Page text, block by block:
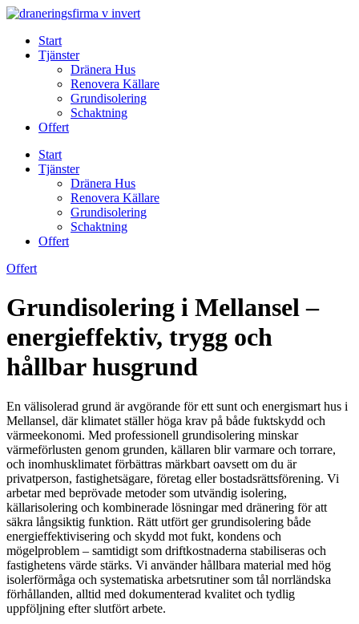
Skip
contentStart
Tjänster
Dränera Hus
Renovera Källare
Grundisolering
Schaktning
Offert
Start
Tjänster
Dränera Hus
Renovera Källare
Grundisolering
Schaktning
Offert
Offert
Grundisolering i Mellansel –
energieffektiv, trygg och
hållbar husgrund
En välisolerad grund är avgörande för ett sunt och energismart hus i
Mellansel, där klimatet ställer höga krav på både fuktskydd och
värmeekonomi. Med professionell grundisolering minskar
värmeförlusten genom grunden, källaren blir varmare och torrare,
och inomhusklimatet förbättras märkbart oavsett om du är
privatperson, fastighetsägare, företag eller bostadsrättsförening. Vi
arbetar med beprövade metoder som utvändig isolering,
källarisolering och kombinerade lösningar med dränering för att
säkra långsiktig funktion. Rätt utfört ger grundisolering både
energieffektivisering och skydd mot fukt, kondens och
mögelproblem – samtidigt som driftkostnaderna stabiliseras och
fastighetens värde stärks. Vi använder hållbara material med hög
isolerförmåga och systematiska arbetsrutiner som tål norrländska
förhållanden, alltid med dokumenterad kvalitet och tydlig
uppföljning efter slutfört arbete.